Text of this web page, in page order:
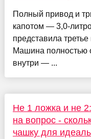
Полный привод и
капотом — 3,0-
представила
Машина полностью
внутри — ...
Не 1 ложка и не
на вопрос -
чашку для